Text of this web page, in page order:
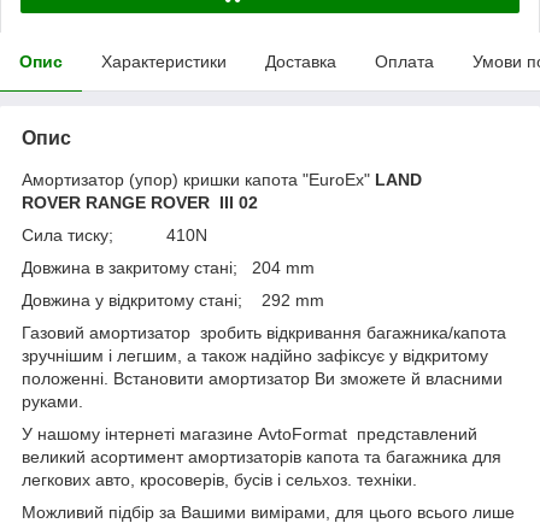
Опис Характеристики Доставка Оплата Умови
Опис
Амортизатор (упор) кришки капота "EuroEx" LAND
ROVER RANGE ROVER III 02
Сила тиску; 410N
Довжина в закритому стані; 204 mm
Довжина у відкритому стані; 292 mm
Газовий амортизатор зробить відкривання багажника/капота
зручнішим і легшим, а також надійно зафіксує у відкритому
положенні. Встановити амортизатор Ви зможете й власними
руками.
У нашому інтернеті магазине AvtoFormat представлений
великий асортимент амортизаторів капота та багажника для
легкових авто, кросоверів, бусів і сельхоз. техніки.
Можливий підбір за Вашими вимірами, для цього всього лише